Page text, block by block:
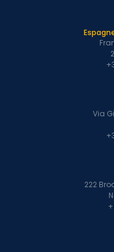
Via
222